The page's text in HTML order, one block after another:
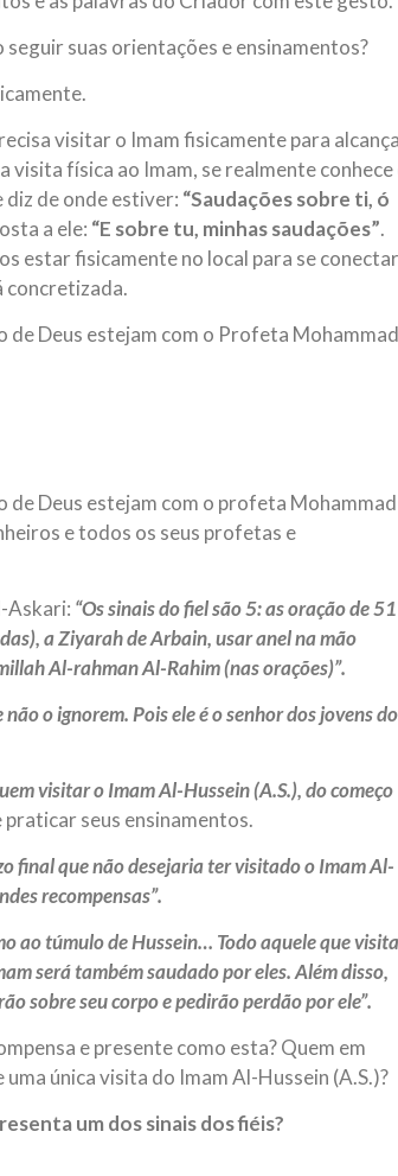
seguir suas orientações e ensinamentos?
visitar o Imam fisicamente para
física ao Imam, se realmente conhece
diz de onde estiver: “Saudações sobre ti, ó
a ele: “E sobre tu, minhas saudações”.
estar fisicamente no local para se conectar
concretizada.
de Deus estejam com o Profeta Mohammad
de Deus estejam com o profeta Mohammad
e todos os seus profetas e
Askari: “Os sinais do fiel são 5: as oração de 51
a Ziyarah de Arbain, usar anel na mão
Al-rahman Al-Rahim (nas orações)”.
o ignorem. Pois ele é o senhor dos jovens do
visitar o Imam Al-Hussein (A.S.), do começo
praticar seus ensinamentos.
final que não desejaria ter visitado o Imam Al-
recompensas”.
ao túmulo de Hussein… Todo aquele que visita
será também saudado por eles. Além disso,
sobre seu corpo e pedirão perdão por ele”.
e presente como esta? Quem em
única visita do Imam Al-Hussein (A.S.)?
um dos sinais dos fiéis?